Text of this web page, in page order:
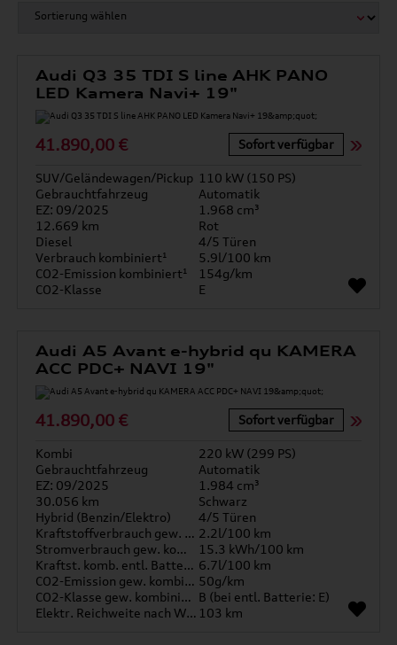
Audi Q3 35 TDI S line AHK PANO
LED Kamera Navi+ 19"
41.890,00 € Sofort verfügbar
SUV/Geländewagen/Pickup 110 kW (150 PS)
Gebrauchtfahrzeug
Automatik
EZ: 09/2025
1.968 cm³
12.669 km
Rot
Diesel
4/5 Türen
Verbrauch kombiniert¹
5.9l/100 km
CO2-Emission kombiniert¹
154g/km
CO2-Klasse
E
Audi A5 Avant e-hybrid qu KAMERA
ACC PDC+ NAVI 19"
41.890,00 € Sofort verfügbar
Kombi
220 kW (299 PS)
Gebrauchtfahrzeug
Automatik
EZ: 09/2025
1.984 cm³
30.056 km
Schwarz
Hybrid (Benzin/Elektro)
4/5 Türen
Kraftstoffverbrauch gew. kombiniert 2.2l/100 km
Stromverbrauch gew. kombiniert
15.3 kWh/100 km
Kraftst. komb. entl. Batterie 6.7l/100 km
CO2-Emission gew. kombiniert 50g/km
CO2-Klasse gew. kombiniert B (bei entl. Batterie: E)
Elektr. Reichweite nach WLTP* 103 km